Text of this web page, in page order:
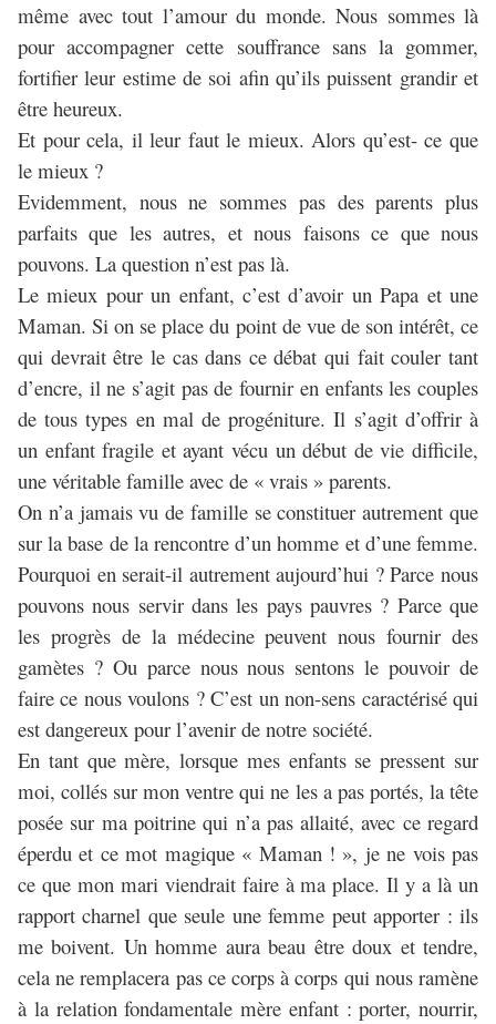
même avec tout l’amour du monde. Nous sommes là
pour accompagner cette souffrance sans la gommer,
fortifier leur estime de soi afin qu’ils puissent grandir et
être heureux.
Et pour cela, il leur faut le mieux. Alors qu’est- ce que
le mieux ?
Evidemment, nous ne sommes pas des parents plus
parfaits que les autres, et nous faisons ce que nous
pouvons. La question n’est pas là.
Le mieux pour un enfant, c’est d’avoir un Papa et une
Maman. Si on se place du point de vue de son intérêt, ce
qui devrait être le cas dans ce débat qui fait couler tant
d’encre, il ne s’agit pas de fournir en enfants les couples
de tous types en mal de progéniture. Il s’agit d’offrir à
un enfant fragile et ayant vécu un début de vie difficile,
une véritable famille avec de « vrais » parents.
On n’a jamais vu de famille se constituer autrement que
sur la base de la rencontre d’un homme et d’une femme.
Pourquoi en serait-il autrement aujourd’hui ? Parce nous
pouvons nous servir dans les pays pauvres ? Parce que
les progrès de la médecine peuvent nous fournir des
gamètes ? Ou parce nous nous sentons le pouvoir de
faire ce nous voulons ? C’est un non-sens caractérisé qui
est dangereux pour l’avenir de notre société.
En tant que mère, lorsque mes enfants se pressent sur
moi, collés sur mon ventre qui ne les a pas portés, la tête
posée sur ma poitrine qui n’a pas allaité, avec ce regard
éperdu et ce mot magique « Maman ! », je ne vois pas
ce que mon mari viendrait faire à ma place. Il y a là un
rapport charnel que seule une femme peut apporter : ils
me boivent. Un homme aura beau être doux et tendre,
cela ne remplacera pas ce corps à corps qui nous ramène
à la relation fondamentale mère enfant : porter, nourrir,